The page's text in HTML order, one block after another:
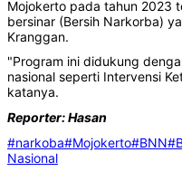
Mojokerto pada tahun 2023
bersinar (Bersih Narkorba)
Kranggan.
"Program ini didukung
nasional seperti Intervensi
katanya.
Reporter: Hasan
#narkoba#Mojokerto#BNN
Nasional